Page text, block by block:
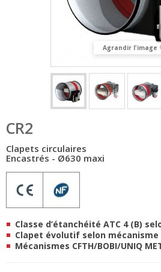
Agrandir l'image
CR2
Clapets circulaires
Encastrés - Ø630 maxi
Classe d’étanchéité ATC 4 (B)
Clapet évolutif selon mécanisme
Mécanismes CFTH/BOBI/UNIQ